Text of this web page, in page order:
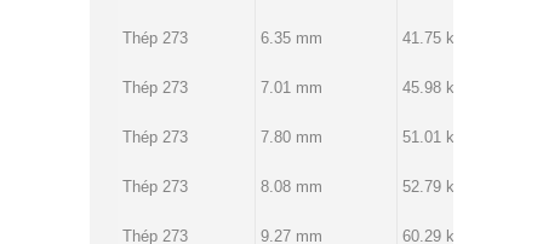
Thép 273 6.35 mm 41.75 kg
Thép 273 7.01 mm 45.98 kg
Thép 273 7.80 mm 51.01 kg
Thép 273 8.08 mm 52.79 kg
Thép 273 9.27 mm 60.29 kg